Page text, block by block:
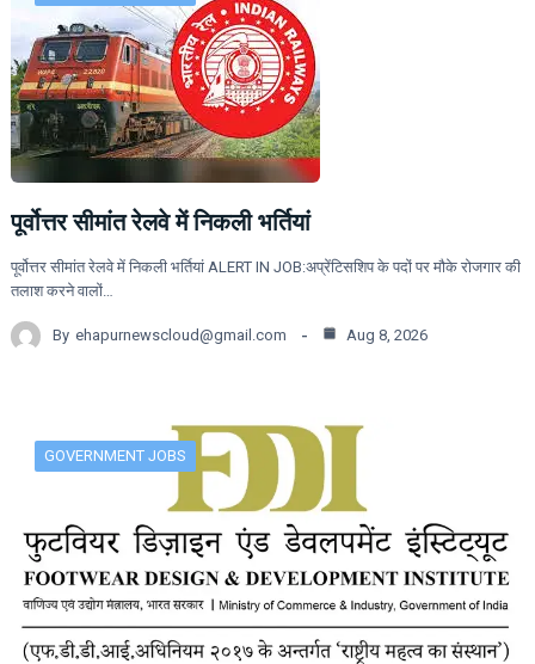
पूर्वोत्तर सीमांत रेलवे में निकली भर्तियां
पूर्वोत्तर सीमांत रेलवे में निकली भर्तियां ALERT IN JOB:अप्रेंटिसशिप के पदों पर मौके रोजगार की
तलाश करने वालों…
By ehapurnewscloud@gmail.com Aug 8, 2026
GOVERNMENT JOBS